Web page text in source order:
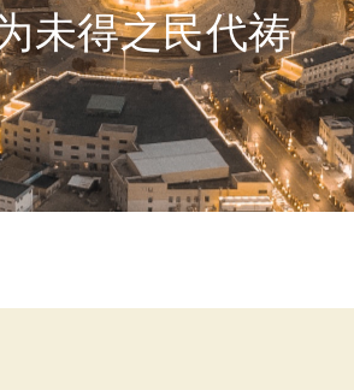
未得之民代祷